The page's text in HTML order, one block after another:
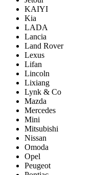
KAIYI
Kia
LADA
Lancia
Land Rover
Lexus
Lifan
Lincoln
Lixiang
Lynk & Co
Mazda
Mercedes
Mini
Mitsubishi
Nissan
Omoda
Opel
Peugeot